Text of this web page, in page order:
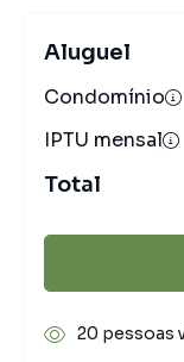
Aluguel
Condomínio
IPTU mensal
Total
20 pessoas